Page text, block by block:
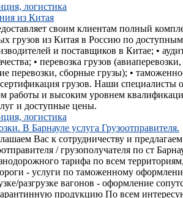
логистика
из Китая
своим клиентам полный
грузов из Китая в Россию по
и поставщиков в Китае; •
• перевозка грузов
перевозки, сборные грузы); •
сертификация грузов. Наши специалисты
работы и высоким уровнем
и доступные цены.
логистика
В Барнауле услуга Грузоотправителя.
Вас к сотрудничеству и
/ грузополучателя по ст
тарифа по всем
- услуги по таможенному
разгрузке вагонов - оформление
продукцию По всем